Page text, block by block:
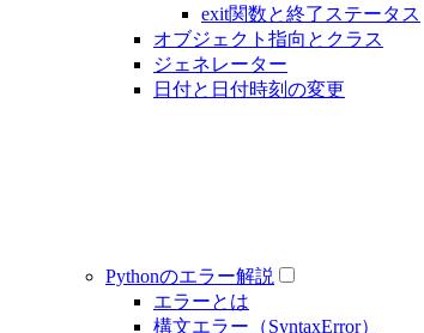
exit関数と終了ステータス
オブジェクト指向とクラス
ジェネレーター
日付と日付時刻の変更
Pythonのエラー解説
エラーとは
構文エラー（SyntaxError）